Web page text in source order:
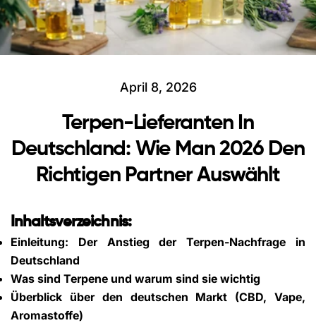
April 8, 2026
Terpen-Lieferanten In
Deutschland: Wie Man 2026 Den
Richtigen Partner Auswählt
Inhaltsverzeichnis:
Einleitung: Der Anstieg der Terpen-Nachfrage in
Deutschland
Was sind Terpene und warum sind sie wichtig
Überblick über den deutschen Markt (CBD, Vape,
Aromastoffe)